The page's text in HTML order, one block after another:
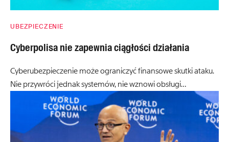
UBEZPIECZENIE
Cyberpolisa nie zapewnia ciągłości działania
Cyberubezpieczenie może ograniczyć finansowe skutki ataku.
Nie przywróci jednak systemów, nie wznowi obsługi…